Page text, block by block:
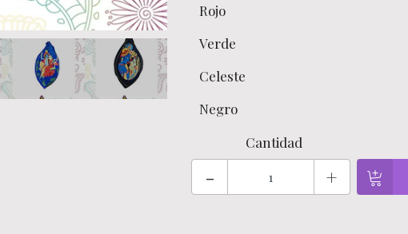
Rojo
Verde
Celeste
Negro
Cantidad
- +